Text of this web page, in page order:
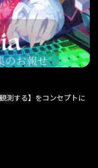
測する】をコンセプトに